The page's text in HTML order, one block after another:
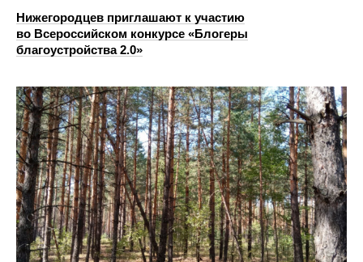
Нижегородцев приглашают к участию
во Всероссийском конкурсе «Блогеры
благоустройства 2.0»